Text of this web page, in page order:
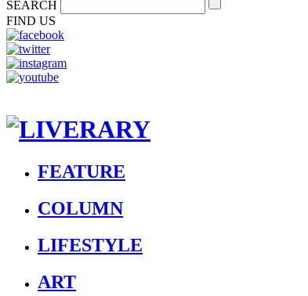
SEARCH
FIND US
FEATURE
COLUMN
LIFESTYLE
ART